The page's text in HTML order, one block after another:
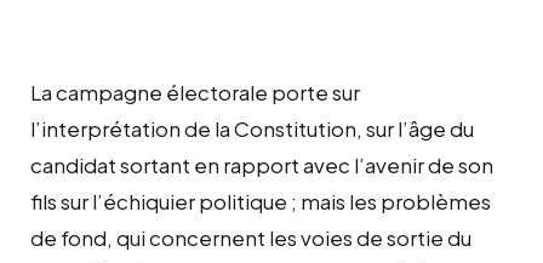
La campagne électorale porte sur
l’interprétation de la Constitution, sur l’âge du
candidat sortant en rapport avec l’avenir de son
fils sur l’échiquier politique ; mais les problèmes
de fond, qui concernent les voies de sortie du